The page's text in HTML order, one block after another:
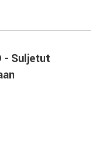
- Suljetut
tarkan ja
miksaukseen ja